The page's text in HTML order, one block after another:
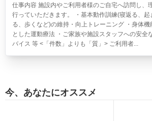
仕事内容 施設内やご利用者様のご自宅へ訪問し、
行っていただきます。 ・基本動作訓練(寝返る、
る、歩くなど)の維持・向上トレーニング ・身体
とした運動療法 ・ご家族や施設スタッフへの安全
バイス 等 <「件数」よりも「質」> ご利用者...
今、あなたにオススメ